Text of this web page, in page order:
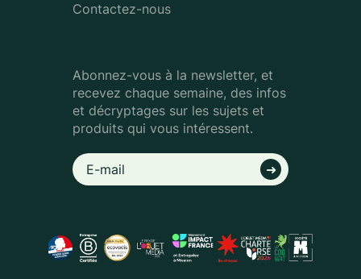
Contactez-nous
Abonnez-vous à la newsletter, et
recevez chaque semaine, des infos
et décryptages sur les sujets et
produits qui vous intéressent.